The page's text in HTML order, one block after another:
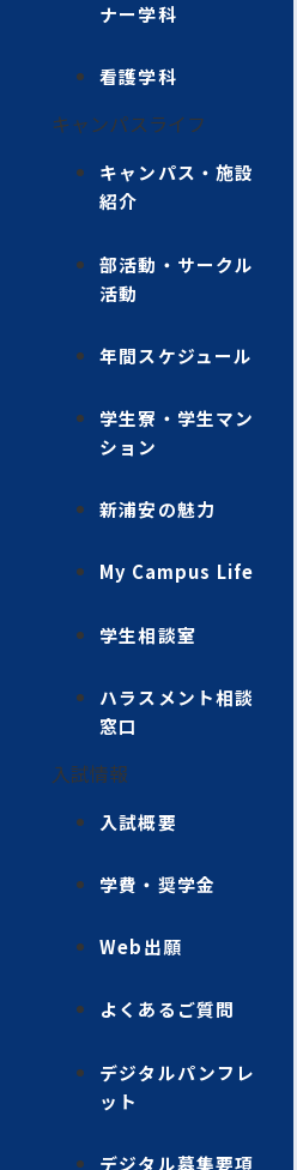
ナー学科
看護学科
キャンパスライフ
キャンパス・施設
紹介
部活動・サークル
活動
年間スケジュール
学生寮・学生マン
ション
新浦安の魅力
My Campus Life
学生相談室
ハラスメント相談
窓口
入試情報
入試概要
学費・奨学金
Web出願
よくあるご質問
デジタルパンフレ
ット
デジタル募集要項